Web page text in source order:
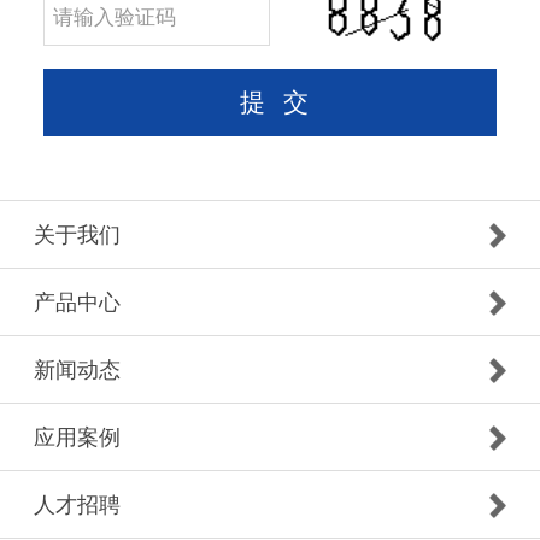
关于我们
产品中心
新闻动态
应用案例
人才招聘